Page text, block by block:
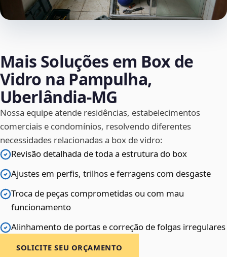
Mais Soluções em Box de
Vidro na Pampulha,
Uberlândia‑MG
Nossa equipe atende residências, estabelecimentos
comerciais e condomínios, resolvendo diferentes
necessidades relacionadas a box de vidro:
Revisão detalhada de toda a estrutura do box
Ajustes em perfis, trilhos e ferragens com desgaste
Troca de peças comprometidas ou com mau
funcionamento
Alinhamento de portas e correção de folgas irregulares
SOLICITE SEU ORÇAMENTO